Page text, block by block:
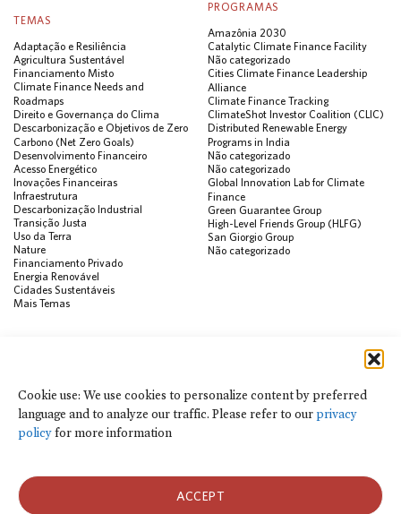
Cookie use: We use cookies to personalize content by preferred
language and to analyze our traffic. Please refer to ourprivacy
policyfor more information
ACCEPT
TEMAS
Adaptação e Resiliência
Agricultura Sustentável
Financiamento Misto
Climate Finance Needs and
Roadmaps
Direito e Governança do Clima
Descarbonização e Objetivos de Zero
Carbono (Net Zero Goals)
Desenvolvimento Financeiro
Acesso Energético
Inovações Financeiras
Infraestrutura
Descarbonização Industrial
Transição Justa
Uso da Terra
Nature
Financiamento Privado
Energia Renovável
Cidades Sustentáveis
Mais Temas
PROGRAMAS
Amazônia 2030
Catalytic Climate Finance Facility
Não categorizado
Cities Climate Finance Leadership
Alliance
Climate Finance Tracking
ClimateShot Investor Coalition (CLIC)
Distributed Renewable Energy
Programs in India
Não categorizado
Não categorizado
Global Innovation Lab for Climate
Finance
Green Guarantee Group
High-Level Friends Group (HLFG)
San Giorgio Group
Não categorizado
Public Development Bank Climate
Action Portal
Net Zero Finance Tracker
Eventos
Notícias
Press Releases
Publicações